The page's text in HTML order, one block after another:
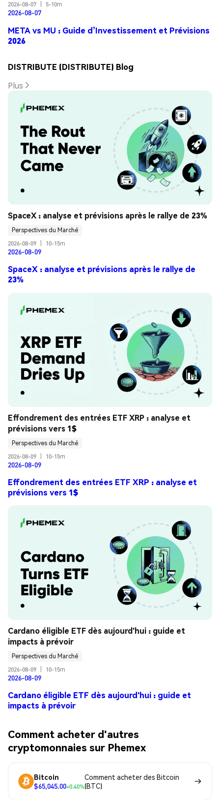
2026-08-07
5-10m
2026-08-07
META vs MU : Guide d’Investissement et Prévisions
2026
DISTRIBUTE (DISTRIBUTE) Blog
Plus
SpaceX : analyse et prévisions après le rallye de 23%
Perspectives du Marché
2026-08-09
10-15m
2026-08-09
SpaceX : analyse et prévisions après le rallye de
23%
Effondrement des entrées ETF XRP : analyse et
prévisions vers 1$
Perspectives du Marché
2026-08-09
10-15m
2026-08-09
Effondrement des entrées ETF XRP : analyse et
prévisions vers 1$
Cardano éligible ETF dès aujourd'hui : guide et
impacts à prévoir
Perspectives du Marché
2026-08-09
10-15m
2026-08-09
Cardano éligible ETF dès aujourd'hui : guide et
impacts à prévoir
Comment acheter d'autres
cryptomonnaies sur Phemex
Bitcoin
$65,045.00+0.40%
Comment acheter des Bitcoin
(BTC)